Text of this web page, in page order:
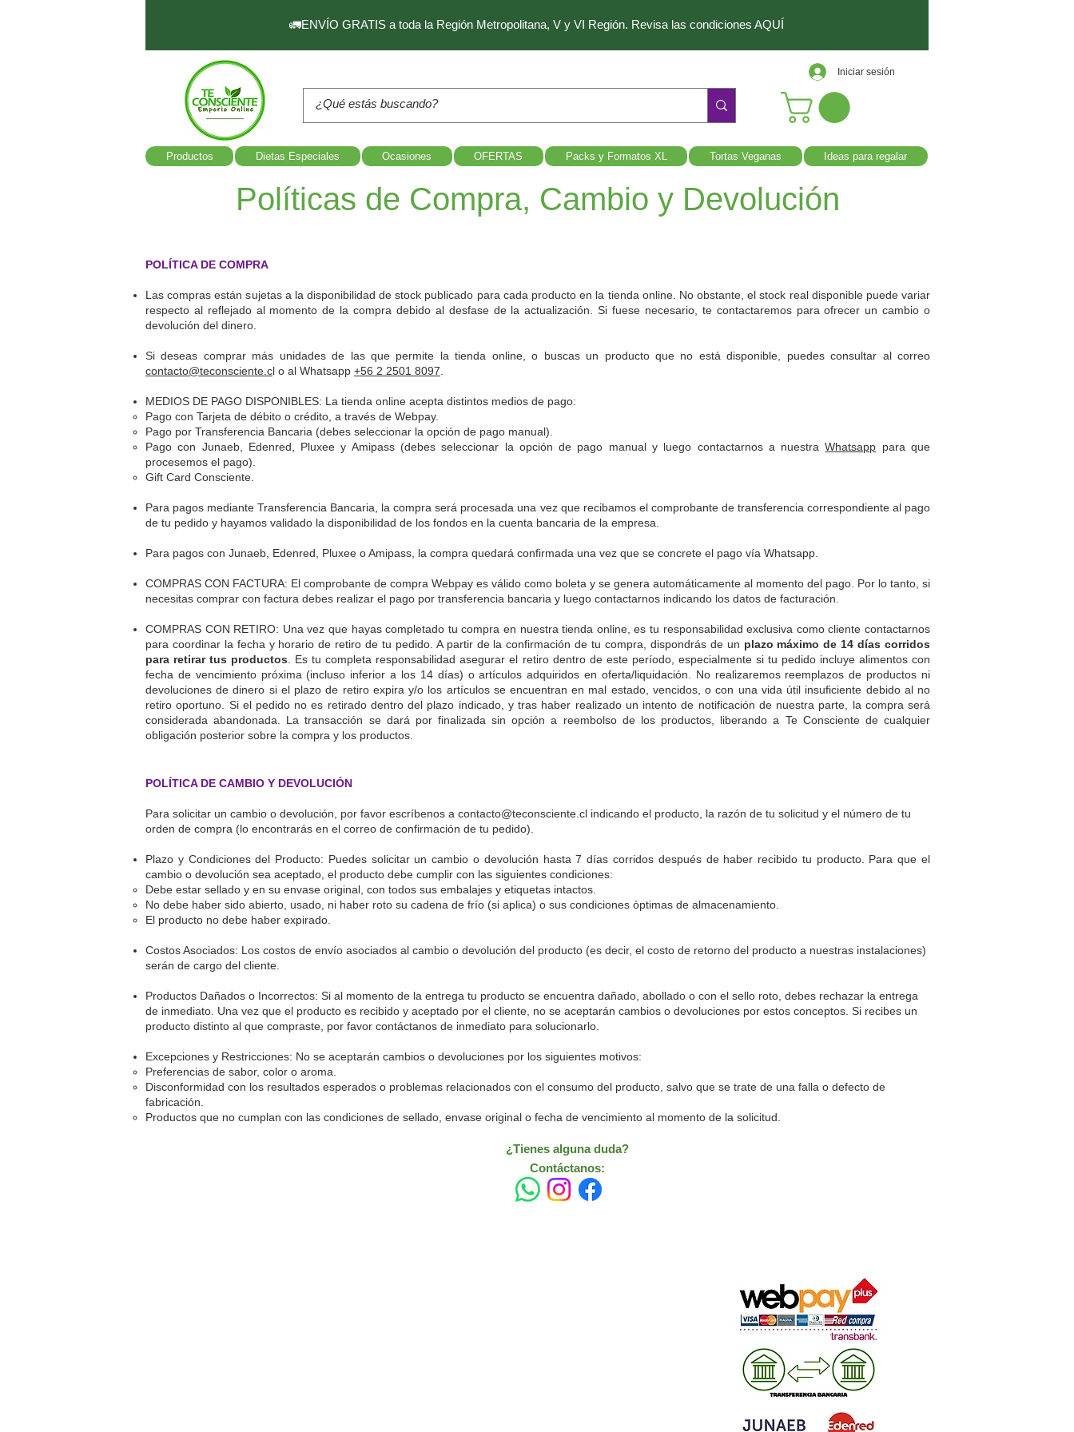
🚛ENVÍO GRATIS a toda la Región Metropolitana, V y VI Región. Revisa las condiciones AQUÍ
Iniciar sesión
Productos Dietas Especiales Ocasiones OFERTAS Packs y Formatos XL Tortas Veganas Ideas para regalar
Políticas de Compra, Cambio y Devolución
POLÍTICA DE COMPRA
Las compras están sujetas a la disponibilidad de stock publicado para cada producto en la tienda online. No obstante, el stock real disponible puede variar
respecto al reflejado al momento de la compra debido al desfase de la actualización. Si fuese necesario, te contactaremos para ofrecer un cambio o
devolución del dinero.
Si deseas comprar más unidades de las que permite la tienda online, o buscas un producto que no está disponible, puedes consultar al correo
contacto@teconsciente.cl o al Whatsapp +56 2 2501 8097
MEDIOS DE PAGO DISPONIBLES: La tienda online acepta distintos medios de pago:
Pago con Tarjeta de débito o crédito, a través de Webpay.
Pago por Transferencia Bancaria (debes seleccionar la opción de pago manual).
Pago con Junaeb, Edenred, Pluxee y Amipass (debes seleccionar la opción de pago manual y luego contactarnos a nuestraWhatsapp para que
procesemos el pago).
Gift Card Consciente.
Para pagos mediante Transferencia Bancaria, la compra será procesada una vez que recibamos el comprobante de transferencia correspondiente al pago
de tu pedido y hayamos validado la disponibilidad de los fondos en la cuenta bancaria de la empresa.
Para pagos con Junaeb, Edenred, Pluxee o Amipass, la compra quedará confirmada una vez que se concrete el pago vía Whatsapp.
COMPRAS CON FACTURA: El comprobante de compra Webpay es válido como boleta y se genera automáticamente al momento del pago. Por lo tanto, si
necesitas comprar con factura debes realizar el pago por transferencia bancaria y luego contactarnos indicando los datos de facturación.
COMPRAS CON RETIRO: Una vez que hayas completado tu compra en nuestra tienda online, es tu responsabilidad exclusiva como cliente contactarnos
para coordinar la fecha y horario de retiro de tu pedido. A partir de la confirmación de tu compra, dispondrás de un plazo máximo de 14 días corridos
para retirar tus productos
Es tu completa responsabilidad asegurar el retiro dentro de este período, especialmente si tu pedido incluye alimentos con
fecha de vencimiento próxima (incluso inferior a los 14 días) o artículos adquiridos en oferta/liquidación. No realizaremos reemplazos de productos ni
devoluciones de dinero si el plazo de retiro expira y/o los artículos se encuentran en mal estado, vencidos, o con una vida útil insuficiente debido al no
retiro oportuno.
Si el pedido no es retirado dentro del plazo indicado, y tras haber realizado un intento de notificación de nuestra parte, la compra será
considerada abandonada. La transacción se dará por finalizada sin opción a reembolso de los productos, liberando a Te Consciente de cualquier
obligación posterior sobre la compra y los productos.
POLÍTICA DE CAMBIO Y DEVOLUCIÓN
Para solicitar un cambio o devolución, por favor escríbenos a contacto@teconsciente.cl indicando el producto, la razón de tu solicitud y el número de tu
orden de compra (lo encontrarás en el correo de confirmación de tu pedido).
Plazo y Condiciones del Producto: Puedes solicitar un cambio o devolución hasta 7 días corridos después de haber recibido tu producto. Para que el
cambio o devolución sea aceptado, el producto debe cumplir con las siguientes condiciones:
Debe estar sellado y en su envase original, con todos sus embalajes y etiquetas intactos.
No debe haber sido abierto, usado, ni haber roto su cadena de frío (si aplica) o sus condiciones óptimas de almacenamiento.
El producto no debe haber expirado.
Costos Asociados: Los costos de envío asociados al cambio o devolución del producto (es decir, el costo de retorno del producto a nuestras instalaciones)
serán de cargo del cliente.
Productos Dañados o Incorrectos: Si al momento de la entrega tu producto se encuentra dañado, abollado o con el sello roto, debes rechazar la entrega
de inmediato. Una vez que el producto es recibido y aceptado por el cliente, no se aceptarán cambios o devoluciones por estos conceptos. Si recibes un
producto distinto al que compraste, por favor contáctanos de inmediato para solucionarlo.
Excepciones y Restricciones: No se aceptarán cambios o devoluciones por los siguientes motivos:
Preferencias de sabor, color o aroma.
Disconformidad con los resultados esperados o problemas relacionados con el consumo del producto, salvo que se trate de una falla o defecto de
fabricación.
Productos que no cumplan con las condiciones de sellado, envase original o fecha de vencimiento al momento de la solicitud.
¿Tienes alguna duda?
Contáctanos: